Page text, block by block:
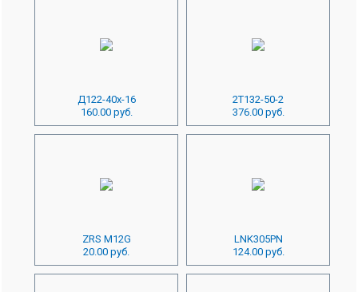
Д122-40х-16
160.00 руб.
2Т132-50-2
376.00 руб.
ZRS M12G
20.00 руб.
LNK305PN
124.00 руб.